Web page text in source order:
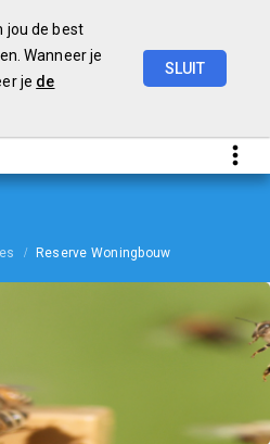
jou de best
Wanneer je
je de
SLUIT
Reserve Woningbouw